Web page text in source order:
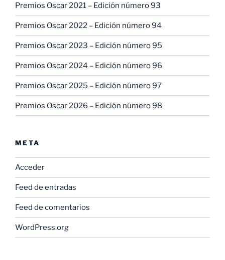
Premios Oscar 2021 – Edición número 93
Premios Oscar 2022 – Edición número 94
Premios Oscar 2023 – Edición número 95
Premios Oscar 2024 – Edición número 96
Premios Oscar 2025 – Edición número 97
Premios Oscar 2026 – Edición número 98
META
Acceder
Feed de entradas
Feed de comentarios
WordPress.org